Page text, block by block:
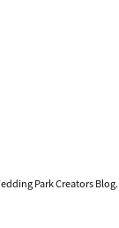
Park Creators Blog.